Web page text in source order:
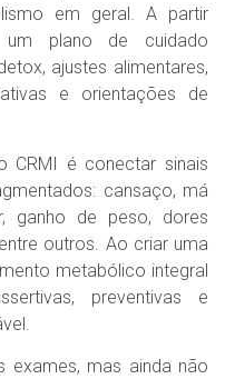
em geral. A partir
um plano de cuidado
ajustes alimentares,
e orientações de
CRMI é conectar sinais
cansaço, má
ganho de peso, dores
outros. Ao criar uma
metabólico integral
preventivas e
exames, mas ainda não